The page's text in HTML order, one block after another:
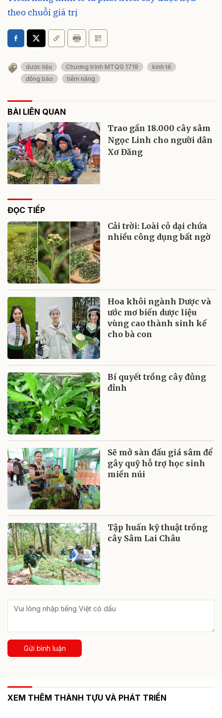
theo chuỗi giá trị
dược liệu Chương trình MTQG 1719
kinh tế
đồng bào
tiềm năng
BÀI LIÊN QUAN
Trao gần 18.000 cây sâm
Ngọc Linh cho người dân
Xơ Đăng
ĐỌC TIẾP
Cải trời: Loài cỏ dại chứa
nhiều công dụng bất ngờ
Hoa khôi ngành Dược và
ước mơ biến dược liệu
vùng cao thành sinh kế
cho bà con
Bí quyết trồng cây đủng
đỉnh
Sẽ mở sàn đấu giá sâm để
gây quỹ hỗ trợ học sinh
miền núi
Tập huấn kỹ thuật trồng
cây Sâm Lai Châu
Gửi bình luận
XEM THÊM THÀNH TỰU VÀ PHÁT TRIỂN